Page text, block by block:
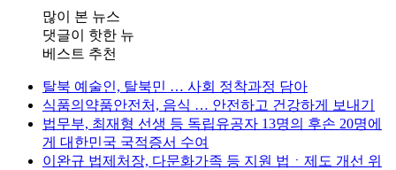
많이 본 뉴스
댓글이 핫한 뉴
베스트 추천
탈북 예술인, 탈북민 … 사회 정착과정 담아
식품의약품안전처, 음식 … 안전하고 건강하게 보내기
법무부, 최재형 선생 등 독립유공자 13명의 후손 20명에
게 대한민국 국적증서 수여
이완규 법제처장, 다문화가족 등 지원 법ㆍ제도 개선 위